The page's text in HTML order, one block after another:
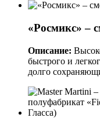
«Росмикс» –
Описание:
быстрого и
долго